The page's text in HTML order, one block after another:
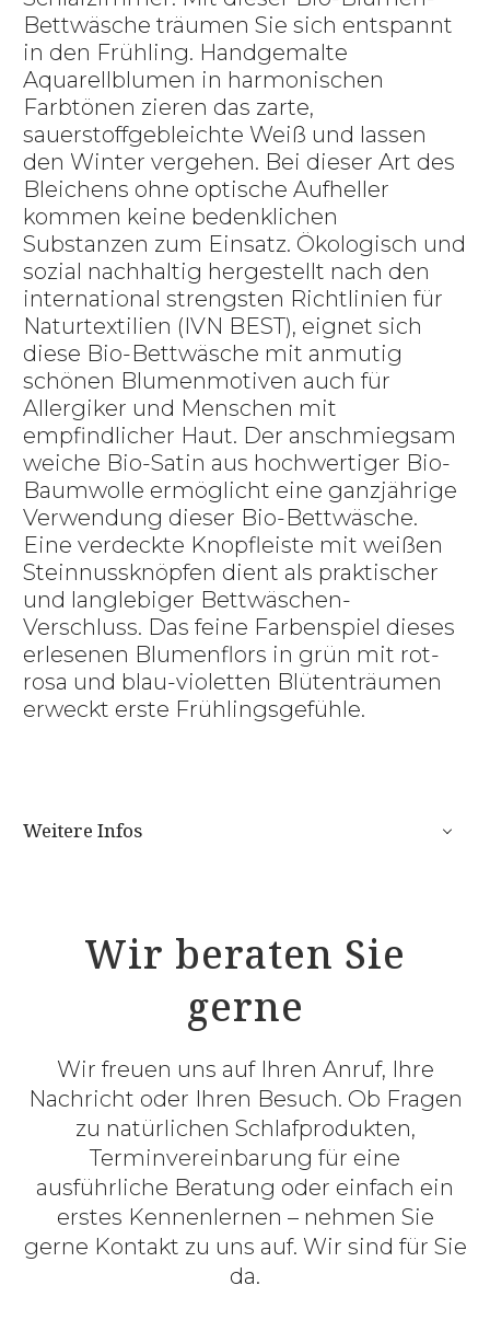
Bettwäsche träumen Sie sich entspannt
in den Frühling. Handgemalte
Aquarellblumen in harmonischen
Farbtönen zieren das zarte,
sauerstoffgebleichte Weiß und lassen
den Winter vergehen. Bei dieser Art des
Bleichens ohne optische Aufheller
kommen keine bedenklichen
Substanzen zum Einsatz. Ökologisch und
sozial nachhaltig hergestellt nach den
international strengsten Richtlinien für
Naturtextilien (IVN BEST), eignet sich
diese Bio-Bettwäsche mit anmutig
schönen Blumenmotiven auch für
Allergiker und Menschen mit
empfindlicher Haut. Der anschmiegsam
weiche Bio-Satin aus hochwertiger Bio-
Baumwolle ermöglicht eine ganzjährige
Verwendung dieser Bio-Bettwäsche.
Eine verdeckte Knopfleiste mit weißen
Steinnussknöpfen dient als praktischer
und langlebiger Bettwäschen-
Verschluss. Das feine Farbenspiel dieses
erlesenen Blumenflors in grün mit rot-
rosa und blau-violetten Blütenträumen
erweckt erste Frühlingsgefühle.
Weitere Infos
Wir beraten Sie
gerne
Wir freuen uns auf Ihren Anruf, Ihre
Nachricht oder Ihren Besuch. Ob Fragen
zu natürlichen Schlafprodukten,
Terminvereinbarung für eine
ausführliche Beratung oder einfach ein
erstes Kennenlernen – nehmen Sie
gerne Kontakt zu uns auf. Wir sind für Sie
da.